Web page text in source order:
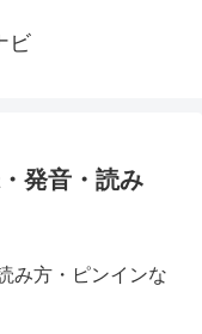
ビ
発音・読み
み方・ピンインな